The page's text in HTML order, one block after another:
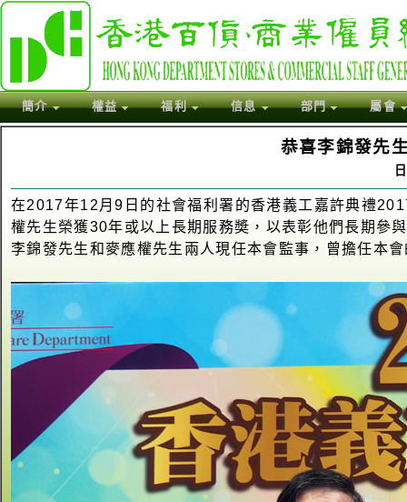
簡介 權益 福利 信息 部門 屬會
恭喜李錦發先
在2017年12月9日的社會福利署的香港義工嘉許典禮
權先生榮獲30年或以上長期服務奬，以表彰他們長期參
李錦發先生和麥應權先生兩人現任本會監事，曾擔任本